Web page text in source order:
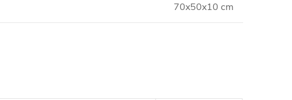
70x50x10 cm